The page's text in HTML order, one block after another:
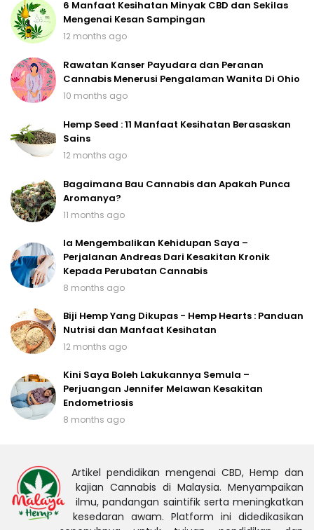
6 Manfaat Kesihatan Minyak CBD dan Sekilas
Mengenai Kesan Sampingan
12 months ago
Rawatan Kanser Payudara dan Peranan
Cannabis Menerusi Pengalaman Wanita Di Ohio
10 months ago
Hemp Seed : 11 Manfaat Kesihatan Berasaskan
Sains
12 months ago
Bagaimana Bau Cannabis dan Apakah Punca
Aromanya?
11 months ago
Ia Mengembalikan Kehidupan Saya –
Perjalanan Andreas Dari Kesakitan Kronik
Kepada Perubatan Cannabis
8 months ago
Biji Hemp Yang Dikupas - Hemp Hearts : Panduan
Nutrisi dan Manfaat Kesihatan
12 months ago
Kini Saya Boleh Lakukannya Semula –
Perjuangan Jennifer Melawan Kesakitan
Endometriosis
8 months ago
Artikel pendidikan mengenai CBD, Hemp dan
kajian Cannabis di Malaysia. Menyampaikan
ilmu, pandangan saintifik serta meningkatkan
kesedaran awam. Platform ini didedikasikan